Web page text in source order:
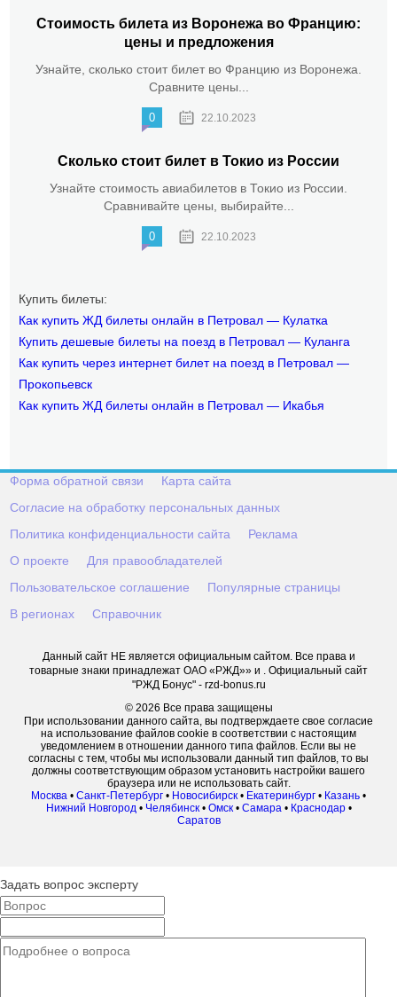
Стоимость билета из Воронежа во Францию:
цены и предложения
Узнайте, сколько стоит билет во Францию из Воронежа.
Сравните цены...
0 22.10.2023
Сколько стоит билет в Токио из России
Узнайте стоимость авиабилетов в Токио из России.
Сравнивайте цены, выбирайте...
0 22.10.2023
Купить билеты:
Как купить ЖД билеты онлайн в Петровал — Кулатка
Купить дешевые билеты на поезд в Петровал — Куланга
Как купить через интернет билет на поезд в Петровал —
Прокопьевск
Как купить ЖД билеты онлайн в Петровал — Икабья
Форма обратной связи
Карта сайта
Согласие на обработку персональных данных
Политика конфиденциальности сайта
Реклама
О проекте
Для правообладателей
Пользовательское соглашение
Популярные страницы
В регионах
Справочник
Данный сайт НЕ является официальным сайтом. Все права и
товарные знаки принадлежат ОАО «РЖД»» и . Официальный сайт
"РЖД Бонус" - rzd-bonus.ru
© 2026 Все права защищены
При использовании данного сайта, вы подтверждаете свое согласие
на использование файлов cookie в соответствии с настоящим
уведомлением в отношении данного типа файлов. Если вы не
согласны с тем, чтобы мы использовали данный тип файлов, то вы
должны соответствующим образом установить настройки вашего
браузера или не использовать сайт.
Москва • Санкт-Петербург • Новосибирск • Екатеринбург • Казань •
Нижний Новгород• Челябинск• Омск• Самара• Краснодар•
Саратов
Задать вопрос эксперту